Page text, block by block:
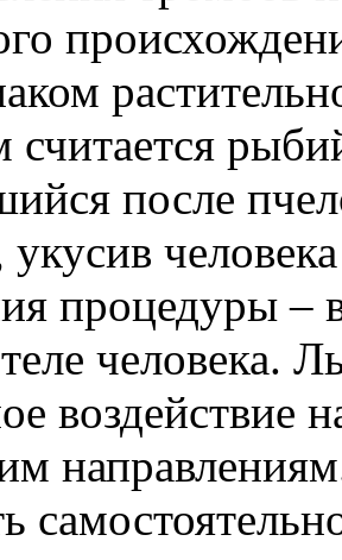
считается
после
укусив
процедуры –
человека.
воздействие